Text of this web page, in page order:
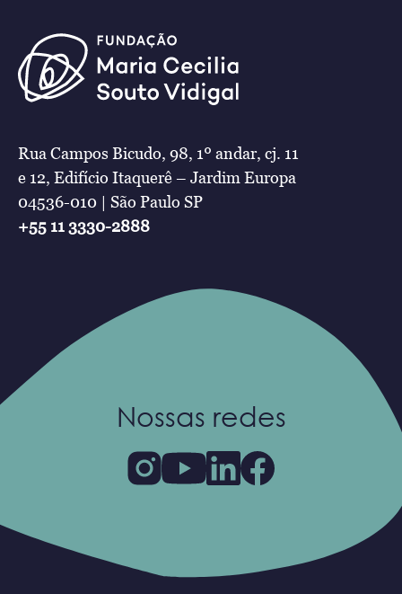
Rua Campos Bicudo, 98, 1º andar, cj. 11
e 12, Edifício Itaquerê – Jardim Europa
04536-010 | São Paulo SP
+55 11 3330-2888
Nossas redes